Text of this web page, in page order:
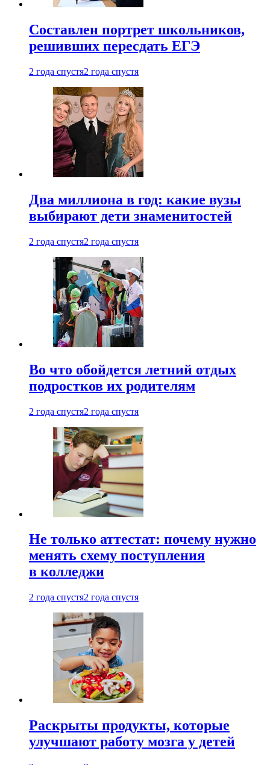
Составлен портрет школьников,
решивших пересдать ЕГЭ
2 года спустя2 года спустя
Два миллиона в год: какие вузы
выбирают дети знаменитостей
2 года спустя2 года спустя
Во что обойдется летний отдых
подростков их родителям
2 года спустя2 года спустя
Не только аттестат: почему нужно
менять схему поступления
в колледжи
2 года спустя2 года спустя
Раскрыты продукты, которые
улучшают работу мозга у детей